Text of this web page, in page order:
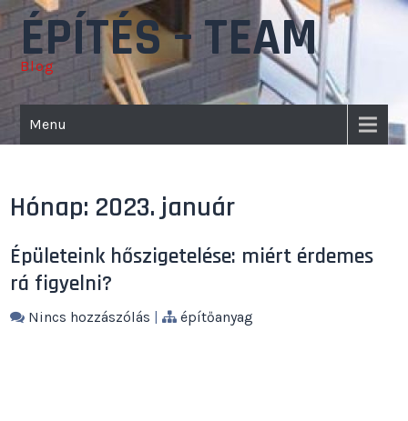
Skip
to
contentÉPÍTÉS – TEAM
Blog
Menu
Hónap: 2023. január
Épületeink hőszigetelése: miért érdemes
rá figyelni?
Nincs hozzászólás | építőanyag